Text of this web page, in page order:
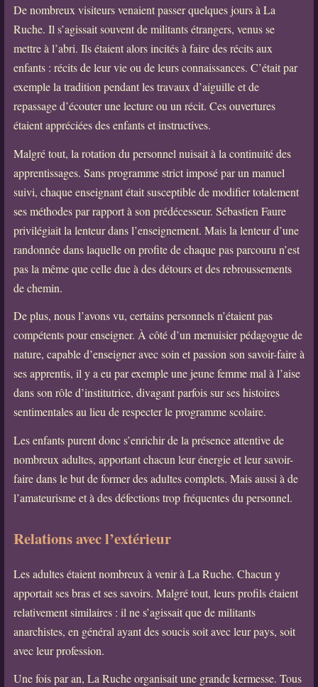
De nombreux visiteurs venaient passer quelques jours à La
Ruche. Il s’agissait souvent de militants étrangers, venus se
mettre à l’abri. Ils étaient alors incités à faire des récits aux
enfants : récits de leur vie ou de leurs connaissances. C’était par
exemple la tradition pendant les travaux d’aiguille et de
repassage d’écouter une lecture ou un récit. Ces ouvertures
étaient appréciées des enfants et instructives.
Malgré tout, la rotation du personnel nuisait à la continuité des
apprentissages. Sans programme strict imposé par un manuel
suivi, chaque enseignant était susceptible de modifier totalement
ses méthodes par rapport à son prédécesseur. Sébastien Faure
privilégiait la lenteur dans l’enseignement. Mais la lenteur d’une
randonnée dans laquelle on profite de chaque pas parcouru n’est
pas la même que celle due à des détours et des rebroussements
de chemin.
De plus, nous l’avons vu, certains personnels n’étaient pas
compétents pour enseigner. À côté d’un menuisier pédagogue de
nature, capable d’enseigner avec soin et passion son savoir-faire à
ses apprentis, il y a eu par exemple une jeune femme mal à l’aise
dans son rôle d’institutrice, divagant parfois sur ses histoires
sentimentales au lieu de respecter le programme scolaire.
Les enfants purent donc s’enrichir de la présence attentive de
nombreux adultes, apportant chacun leur énergie et leur savoir-
faire dans le but de former des adultes complets. Mais aussi à de
l’amateurisme et à des défections trop fréquentes du personnel.
Relations avec l’extérieur
Les adultes étaient nombreux à venir à La Ruche. Chacun y
apportait ses bras et ses savoirs. Malgré tout, leurs profils étaient
relativement similaires : il ne s’agissait que de militants
anarchistes, en général ayant des soucis soit avec leur pays, soit
avec leur profession.
Une fois par an, La Ruche organisait une grande kermesse. Tous